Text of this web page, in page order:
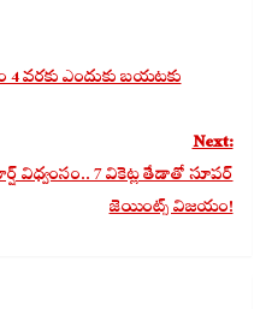
వరకు ఎందుకు బయటకు
Next:
విధ్వంసం.. 7 వికెట్ల తేడాతో సూపర్
జెయింట్స్ విజయం!